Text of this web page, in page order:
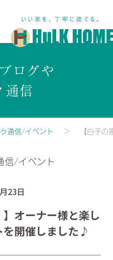
ログや
通信
通信/イベント 【白子
/イベント
23日
】オーナー様と楽し
を開催しました♪